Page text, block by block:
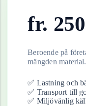
fr. 250
Beroende på
mängden material.
✅ Lastning och
✅ Transport till
✅ Miljövänlig